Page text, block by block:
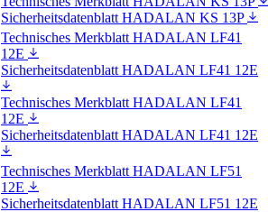
Sicherheitsdatenblatt HADALAN KS 13P
Technisches Merkblatt HADALAN LF41
12E
Sicherheitsdatenblatt HADALAN LF41 12E
Technisches Merkblatt HADALAN LF41
12E
Sicherheitsdatenblatt HADALAN LF41 12E
Technisches Merkblatt HADALAN LF51
12E
Sicherheitsdatenblatt HADALAN LF51 12E